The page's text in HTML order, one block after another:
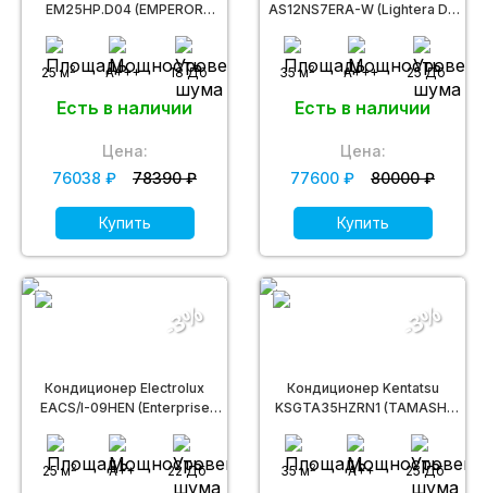
EM25HP.D04 (EMPEROR
25 м2 A+++ 18 Дб
Есть в наличии
Цена:
76038 ₽
78390 ₽
Купить
AS12NS7ERA-W (Lightera DC
35 м2 A+++ 25 Дб
Есть в наличии
Цена:
77600 ₽
80000 ₽
Купить
Кондиционер Electrolux
EACS/I-09HEN (Enterprise
25 м2 A++ 22 Дб
-3%
Кондиционер Kentatsu
KSGTA35HZRN1 (TAMASHI
35 м2 A++ 25 Дб
-3%